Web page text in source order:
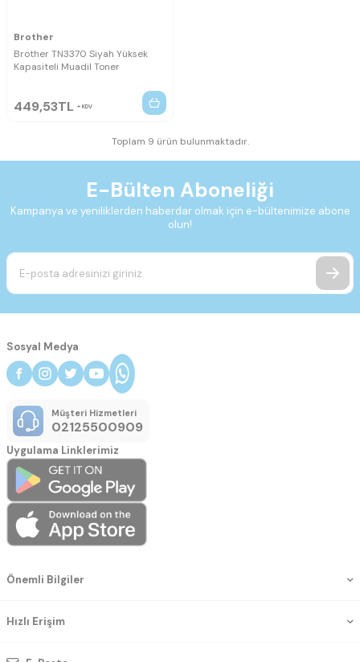
Brother
Brother TN3370 Siyah Yüksek
Kapasiteli Muadil Toner
449,53TL KDV
Toplam 9 ürün bulunmaktadır.
E-Bülten Aboneliği
Kampanya ve yeniliklerden haberdar olmak için e-bültenimize abone
olun!
Önemli Bilgiler
Hızlı Erişim
Sosyal Medya
Müşteri Hizmetleri
02125500909
Uygulama Linklerimiz